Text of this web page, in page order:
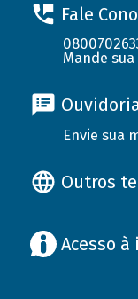
Fale
Mande
Envie sua
Outros
Acesso